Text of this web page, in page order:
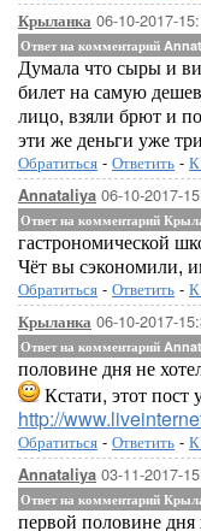
Крыланка 06-10-2017-
Ответ на комментарий
Думала что сыры и
билет на самую
лицо, взяли брют и
эти же деньги уже
Обратиться - Ответить - К
Annataliya 06-10-2017-
Ответ на комментарий
гастрономической
Чёт вы сэкономили,
Обратиться - Ответить - К
Крыланка 06-10-2017-
Ответ на комментарий
половине дня не
Кстати, этот
http://
Обратиться - Ответить - К
Annataliya 03-11-2017-
Ответ на комментарий
первой половине